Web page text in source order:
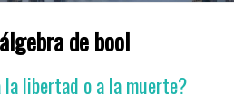
álgebra de bool
libertad o a la muerte?